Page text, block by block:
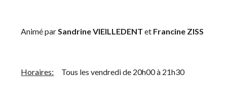
    Animé par
Sandrine VIEILLEDENT et Francine ZISS
Horaires:
     Tous les vendredi de 20h00 à 21h30